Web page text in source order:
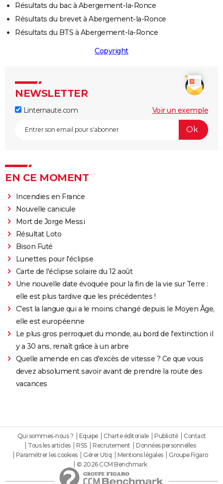
Résultats du bac à Abergement-la-Ronce
Résultats du brevet à Abergement-la-Ronce
Résultats du BTS à Abergement-la-Ronce
Copyright
NEWSLETTER
Linternaute.com Voir un exemple
EN CE MOMENT
Incendies en France
Nouvelle canicule
Mort de Jorge Messi
Résultat Loto
Bison Futé
Lunettes pour l'éclipse
Carte de l'éclipse solaire du 12 août
Une nouvelle date évoquée pour la fin de la vie sur Terre :
elle est plus tardive que les précédentes !
C'est la langue qui a le moins changé depuis le Moyen Âge,
elle est européenne
Le plus gros perroquet du monde, au bord de l'extinction il
y a 30 ans, renaît grâce à un arbre
Quelle amende en cas d'excès de vitesse ? Ce que vous
devez absolument savoir avant de prendre la route des
vacances
Qui sommes-nous ? Equipe Charte éditoriale Publicité
Contact
Tous les articles
RSS Recrutement
Données personnelles
Paramétrer les cookies
Gérer Utiq Mentions légales
Groupe Figaro
© 2026 CCM Benchmark